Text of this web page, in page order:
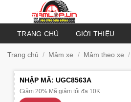
TRANG CHỦ GIỚI THIỆU
Trang chủ / Mâm xe / Mâm theo xe /
NHẬP MÃ: UGC8563A
Giảm 20% Mã giảm tối đa 10K